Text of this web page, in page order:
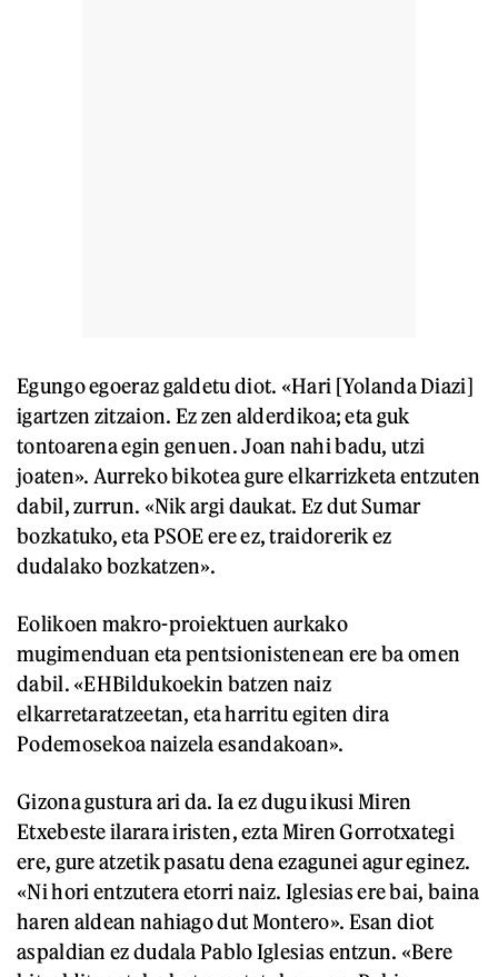
Egungo egoeraz galdetu diot. «Hari [Yolanda Diazi]
igartzen zitzaion. Ez zen alderdikoa; eta guk
tontoarena egin genuen. Joan nahi badu, utzi
joaten». Aurreko bikotea gure elkarrizketa entzuten
dabil, zurrun. «Nik argi daukat. Ez dut Sumar
bozkatuko, eta PSOE ere ez, traidorerik ez
dudalako bozkatzen».
Eolikoen makro-proiektuen aurkako
mugimenduan eta pentsionistenean ere ba omen
dabil. «EHBildukoekin batzen naiz
elkarretaratzeetan, eta harritu egiten dira
Podemosekoa naizela esandakoan».
Gizona gustura ari da. Ia ez dugu ikusi Miren
Etxebeste ilarara iristen, ezta Miren Gorrotxategi
ere, gure atzetik pasatu dena ezagunei agur eginez.
«Ni hori entzutera etorri naiz. Iglesias ere bai, baina
haren aldean nahiago dut Montero». Esan diot
aspaldian ez dudala Pablo Iglesias entzun. «Bere